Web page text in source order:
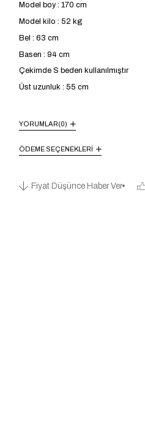
Model boy : 170 cm
Model kilo : 52 kg
Bel : 63 cm
Basen : 94 cm
Çekimde S beden kullanılmıştır
Üst uzunluk : 55 cm
YORUMLAR(0)
ÖDEME SEÇENEKLERI
Fiyat Düşünce Haber Ver